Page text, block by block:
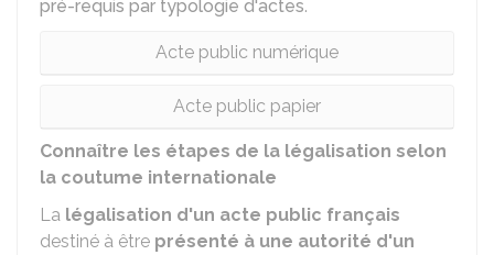
pré-requis par typologie d'actes.
Acte public numérique
Acte public papier
Connaître les étapes de la légalisation selon
la coutume internationale
La légalisation d'un acte public français
destiné à être présenté à une autorité d'un